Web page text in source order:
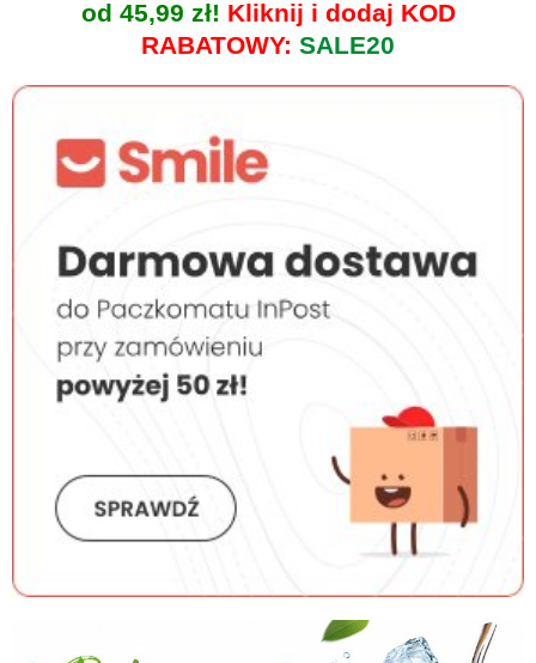
od 45,99 zł! Kliknij i dodaj KOD
RABATOWY: SALE20